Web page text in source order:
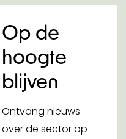
Op de
hoogte
blijven
Ontvang nieuws
over de sector op